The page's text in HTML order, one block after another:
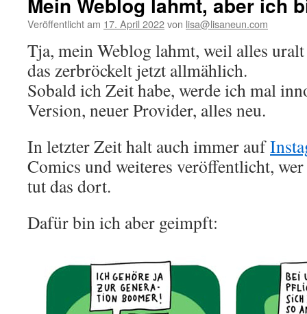
Veröffentlicht am 17. April 2022von lisa@lisaneun.com
Tja, mein Weblog lahmt, weil alles
das zerbröckelt jetzt allmählich.
Sobald ich Zeit habe, werde ich mal
Version, neuer Provider, alles neu.
In letzter Zeit halt auch immer auf
Comics und weiteres veröffentlicht,
tut das dort.
Dafür bin ich aber geimpft: